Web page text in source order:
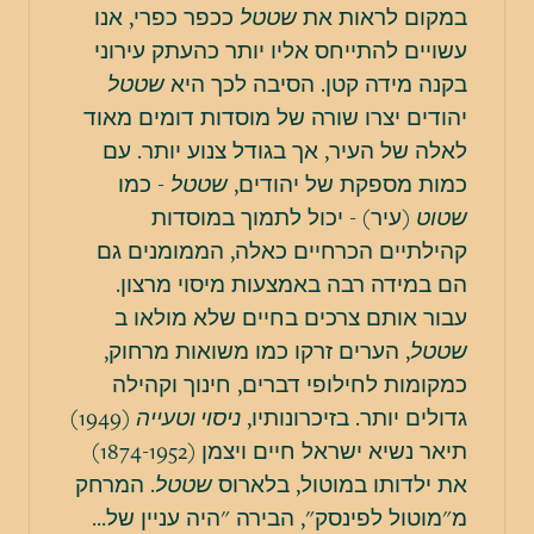
במקום לראות אתשטטל ככפר כפרי, אנו
עשויים להתייחס אליו יותר כהעתק עירוני
בקנה מידה קטן. הסיבה לכך היאשטטל
יהודים יצרו שורה של מוסדות דומים מאוד
לאלה של העיר, אך בגודל צנוע יותר. עם
כמות מספקת של יהודים,שטטל - כמו
שטוט (עיר) - יכול לתמוך במוסדות
קהילתיים הכרחיים כאלה, הממומנים גם
הם במידה רבה באמצעות מיסוי מרצון.
עבור אותם צרכים בחיים שלא מולאו ב
שטטל, הערים זרקו כמו משואות מרחוק,
כמקומות לחילופי דברים, חינוך וקהילה
גדולים יותר. בזיכרונותיו,ניסוי וטעייה
(1949)
תיאר נשיא ישראל חיים ויצמן (1874-1952)
את ילדותו במוטול, בלארוסשטטל. המרחק
מ"מוטול לפינסק", הבירה "היה עניין של...